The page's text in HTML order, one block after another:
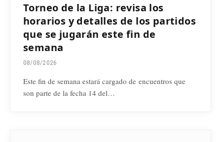
Torneo de la Liga: revisa los
horarios y detalles de los partidos
que se jugarán este fin de
semana
08/08/2026
Este fin de semana estará cargado de encuentros que
son parte de la fecha 14 del…